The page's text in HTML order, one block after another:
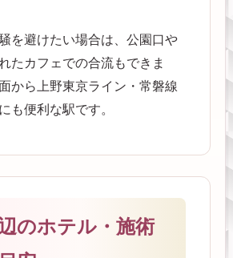
を避けたい場合は、公園口や
たカフェでの合流もできま
から上野東京ライン・常磐線
も便利な駅です。
のホテル・施術